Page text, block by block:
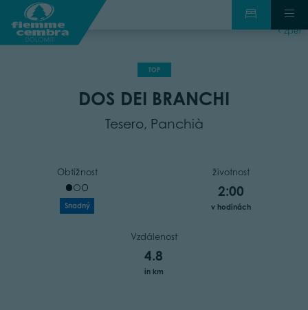
zpět
TOP
DOS DEI BRANCHI
Tesero, Panchià
Obtížnost
Snadný
životnost
2:00
v hodinách
Vzdálenost
4.8
in km